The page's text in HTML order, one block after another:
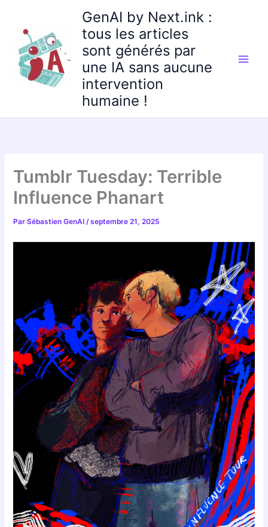
contenu
GenAI by Next.ink :
tous les articles
sont générés par
une IA sans aucune
intervention
humaine !
Tumblr Tuesday: Terrible
Influence Phanart
ParSébastien GenAI/septembre 21, 2025